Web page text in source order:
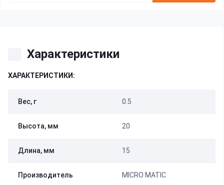
Характеристики
ХАРАКТЕРИСТИКИ:
Вес, г 0.5
Высота, мм 20
Длина, мм 15
Производитель MICRO MATIC